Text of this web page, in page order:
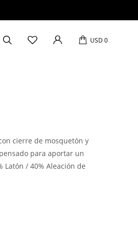
USD 0
cierre de mosquetón y
para aportar un
Latón / 40% Aleación de